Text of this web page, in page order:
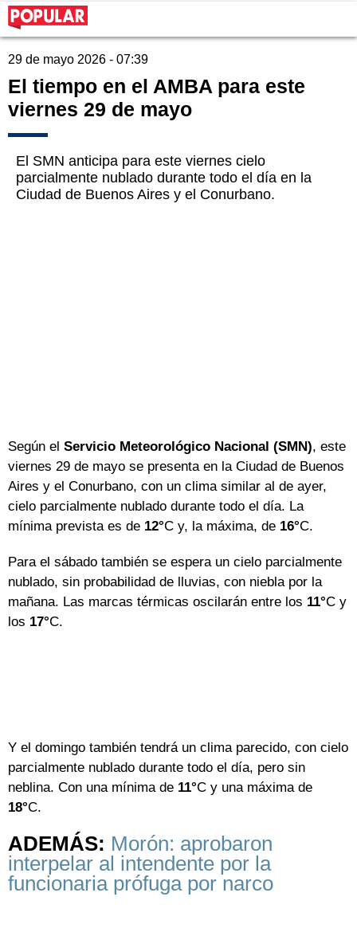
29 de mayo 2026 - 07:39
El tiempo en el AMBA para este
viernes 29 de mayo
El SMN anticipa para este viernes cielo
parcialmente nublado durante todo el día en la
Ciudad de Buenos Aires y el Conurbano.
Según el Servicio Meteorológico Nacional (SMN), este
viernes 29 de mayo se presenta en la Ciudad de Buenos
Aires y el Conurbano, con un clima similar al de ayer,
cielo parcialmente nublado durante todo el día. La
mínima prevista es de 12°C y, la máxima, de 16°C.
Para el sábado también se espera un cielo parcialmente
nublado, sin probabilidad de lluvias, con niebla por la
mañana. Las marcas térmicas oscilarán entre los 11°C y
los 17°C.
Y el domingo también tendrá un clima parecido, con cielo
parcialmente nublado durante todo el día, pero sin
neblina. Con una mínima de 11°C y una máxima de
18°C.
ADEMÁS: Morón: aprobaron
interpelar al intendente por la
funcionaria prófuga por narco